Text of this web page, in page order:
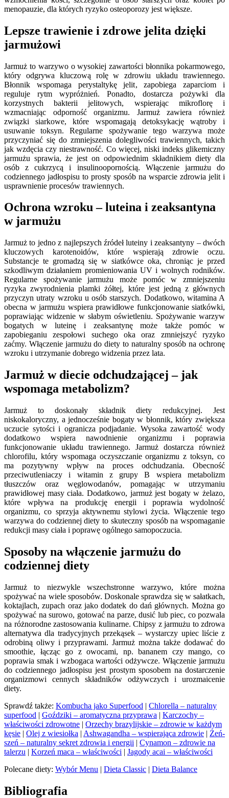
menopauzie, dla których ryzyko osteoporozy jest większe.
Lepsze trawienie i zdrowe jelita dzięki
jarmużowi
Jarmuż to warzywo o wysokiej zawartości błonnika pokarmowego,
który odgrywa kluczową rolę w zdrowiu układu trawiennego.
Błonnik wspomaga perystaltykę jelit, zapobiega zaparciom i
reguluje rytm wypróżnień. Ponadto, dostarcza pożywki dla
korzystnych bakterii jelitowych, wspierając mikroflorę i
wzmacniając odporność organizmu. Jarmuż zawiera również
związki siarkowe, które wspomagają detoksykację wątroby i
usuwanie toksyn. Regularne spożywanie tego warzywa może
przyczyniać się do zmniejszenia dolegliwości trawiennych, takich
jak wzdęcia czy niestrawność. Co więcej, niski indeks glikemiczny
jarmużu sprawia, że jest on odpowiednim składnikiem diety dla
osób z cukrzycą i insulinoopornością. Włączenie jarmużu do
codziennego jadłospisu to prosty sposób na wsparcie zdrowia jelit i
usprawnienie procesów trawiennych.
Ochrona wzroku – luteina i zeaksantyna
w jarmużu
Jarmuż to jedno z najlepszych źródeł luteiny i zeaksantyny – dwóch
kluczowych karotenoidów, które wspierają zdrowie oczu.
Substancje te gromadzą się w siatkówce oka, chroniąc je przed
szkodliwym działaniem promieniowania UV i wolnych rodników.
Regularne spożywanie jarmużu może pomóc w zmniejszeniu
ryzyka zwyrodnienia plamki żółtej, które jest jedną z głównych
przyczyn utraty wzroku u osób starszych. Dodatkowo, witamina A
obecna w jarmużu wspiera prawidłowe funkcjonowanie siatkówki,
poprawiając widzenie w słabym oświetleniu. Spożywanie warzyw
bogatych w luteinę i zeaksantynę może także pomóc w
zapobieganiu zespołowi suchego oka oraz zmniejszyć ryzyko
zaćmy. Włączenie jarmużu do diety to naturalny sposób na ochronę
wzroku i utrzymanie dobrego widzenia przez lata.
Jarmuż w diecie odchudzającej – jak
wspomaga metabolizm?
Jarmuż to doskonały składnik diety redukcyjnej. Jest
niskokaloryczny, a jednocześnie bogaty w błonnik, który zwiększa
uczucie sytości i ogranicza podjadanie. Wysoka zawartość wody
dodatkowo wspiera nawodnienie organizmu i poprawia
funkcjonowanie układu trawiennego. Jarmuż dostarcza również
chlorofilu, który wspomaga oczyszczanie organizmu z toksyn, co
ma pozytywny wpływ na proces odchudzania. Obecność
przeciwutleniaczy i witamin z grupy B wspiera metabolizm
tłuszczów oraz węglowodanów, pomagając w utrzymaniu
prawidłowej masy ciała. Dodatkowo, jarmuż jest bogaty w żelazo,
które wpływa na produkcję energii i poprawia wydolność
organizmu, co sprzyja aktywnemu stylowi życia. Włączenie tego
warzywa do codziennej diety to skuteczny sposób na wspomaganie
redukcji masy ciała i poprawę ogólnego samopoczucia.
Sposoby na włączenie jarmużu do
codziennej diety
Jarmuż to niezwykle wszechstronne warzywo, które można
spożywać na wiele sposobów. Doskonale sprawdza się w sałatkach,
koktajlach, zupach oraz jako dodatek do dań głównych. Można go
spożywać na surowo, gotować na parze, dusić lub piec, co pozwala
na różnorodne zastosowania kulinarne. Chipsy z jarmużu to zdrowa
alternatywa dla tradycyjnych przekąsek – wystarczy upiec liście z
odrobiną oliwy i przyprawami. Jarmuż można także dodawać do
smoothie, łącząc go z owocami, np. bananem czy mango, co
poprawia smak i wzbogaca wartości odżywcze. Włączenie jarmużu
do codziennego jadłospisu jest prostym sposobem na dostarczenie
organizmowi cennych składników odżywczych i urozmaicenie
diety.
Sprawdź także: Kombucha jako Superfood | Chlorella – naturalny
superfood | Goździki – aromatyczna przyprawa | Karczochy –
właściwości zdrowotne | Orzechy brazylijskie – zdrowie w każdym
kęsie | Olej z wiesiołka | Ashwagandha – wspierająca zdrowie | Żeń-
szeń – naturalny sekret zdrowia i energii | Cynamon – zdrowie na
talerzu | Korzeń maca – właściwości | Jagody acai – właściwości
Polecane diety: Wybór Menu | Dieta Classic | Dieta Balance
Bibliografia